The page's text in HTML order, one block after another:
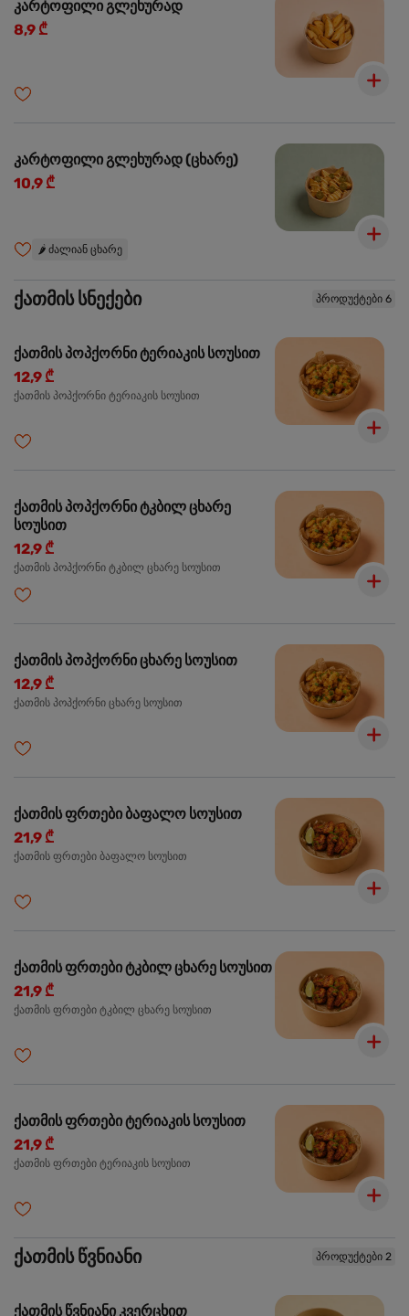
კარტოფილი გლეხურად
8,9 ₾
კარტოფილი გლეხურად (ცხარე)
10,9 ₾
🌶️ ძალიან ცხარე
ქათმის სნექები პროდუქტები 6
ქათმის პოპქორნი ტერიაკის სოუსით
12,9 ₾
ქათმის პოპქორნი ტერიაკის სოუსით
ქათმის პოპქორნი ტკბილ ცხარე
სოუსით
12,9 ₾
ქათმის პოპქორნი ტკბილ ცხარე სოუსით
ქათმის პოპქორნი ცხარე სოუსით
12,9 ₾
ქათმის პოპქორნი ცხარე სოუსით
ქათმის ფრთები ბაფალო სოუსით
21,9 ₾
ქათმის ფრთები ბაფალო სოუსით
ქათმის ფრთები ტკბილ ცხარე სოუსით
21,9 ₾
ქათმის ფრთები ტკბილ ცხარე სოუსით
ქათმის ფრთები ტერიაკის სოუსით
21,9 ₾
ქათმის ფრთები ტერიაკის სოუსით
ქათმის წვნიანი პროდუქტები 2
ქათმის წვნიანი კვერცხით